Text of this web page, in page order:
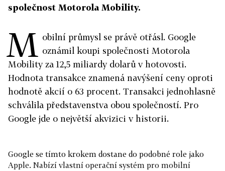
společnost Motorola Mobility.
M obilní průmysl se právě otřásl. Google
oznámil koupi společnosti Motorola
Mobility za 12,5 miliardy dolarů v hotovosti.
Hodnota transakce znamená navýšení ceny oproti
hodnotě akcií o 63 procent. Transakci jednohlasně
schválila představenstva obou společností. Pro
Google jde o největší akvizici v historii.
Google se tímto krokem dostane do podobné role jako
Apple. Nabízí vlastní operační systém pro mobilní